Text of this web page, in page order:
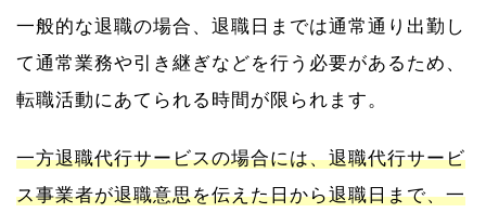
一般的な退職の場合、退職日までは通常通り出勤し
て通常業務や引き継ぎなどを行う必要があるため、
転職活動にあてられる時間が限られます。
一方退職代行サービスの場合には、退職代行サービ
ス事業者が退職意思を伝えた日から退職日まで、一